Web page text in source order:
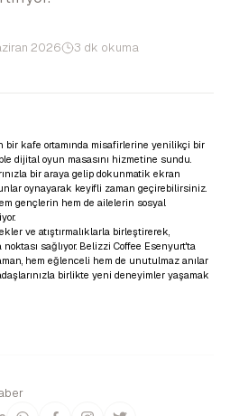
2026 3 dk okuma
bir kafe ortamında misafirlerine yenilikçi bir
dijital oyun masasını hizmetine sundu.
bir araya gelip dokunmatik ekran
oynayarak keyifli zaman geçirebilirsiniz.
gençlerin hem de ailelerin sosyal
ve atıştırmalıklarla birleştirerek,
sağlıyor. Belizzi Coffee Esenyurt'ta
hem eğlenceli hem de unutulmaz anılar
birlikte yeni deneyimler yaşamak